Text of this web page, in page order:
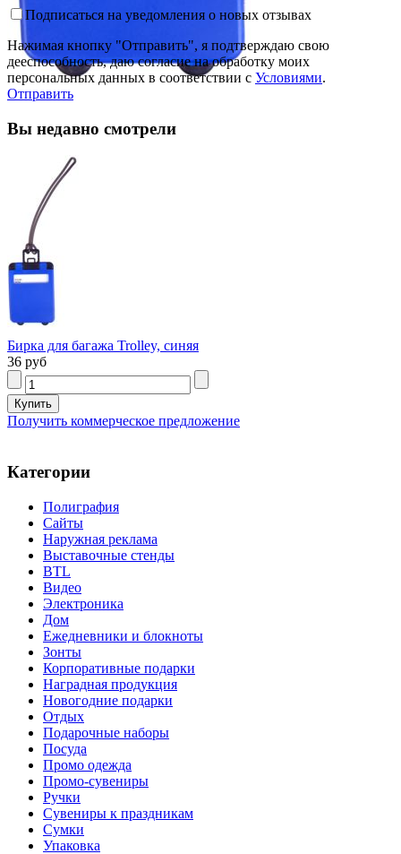
Подписаться на уведомления о новых отзывах
Нажимая кнопку "Отправить", я подтверждаю свою
дееспособность, даю согласие на обработку моих
персональных данных в соответствии с Условиями.
Отправить
Вы недавно смотрели
Бирка для багажа Trolley, синяя
36 руб
Получить коммерческое предложение
Категории
Полиграфия
Сайты
Наружная реклама
Выставочные стенды
BTL
Видео
Электроника
Дом
Ежедневники и блокноты
Зонты
Корпоративные подарки
Наградная продукция
Новогодние подарки
Отдых
Подарочные наборы
Посуда
Промо одежда
Промо-сувениры
Ручки
Сувениры к праздникам
Сумки
Упаковка